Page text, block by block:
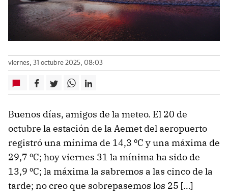
viernes, 31 octubre 2025, 08:03
Buenos días, amigos de la meteo. El 20 de
octubre la estación de la Aemet del aeropuerto
registró una mínima de 14,3 ºC y una máxima de
29,7 ºC; hoy viernes 31 la mínima ha sido de
13,9 ºC; la máxima la sabremos a las cinco de la
tarde; no creo que sobrepasemos los 25 […]